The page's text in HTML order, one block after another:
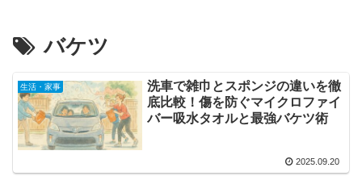
バケツ
生活・家事
洗車で雑巾とスポンジの違いを徹
底比較！傷を防ぐマイクロファイ
バー吸水タオルと最強バケツ術
2025.09.20